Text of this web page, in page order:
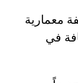
معمارية
في